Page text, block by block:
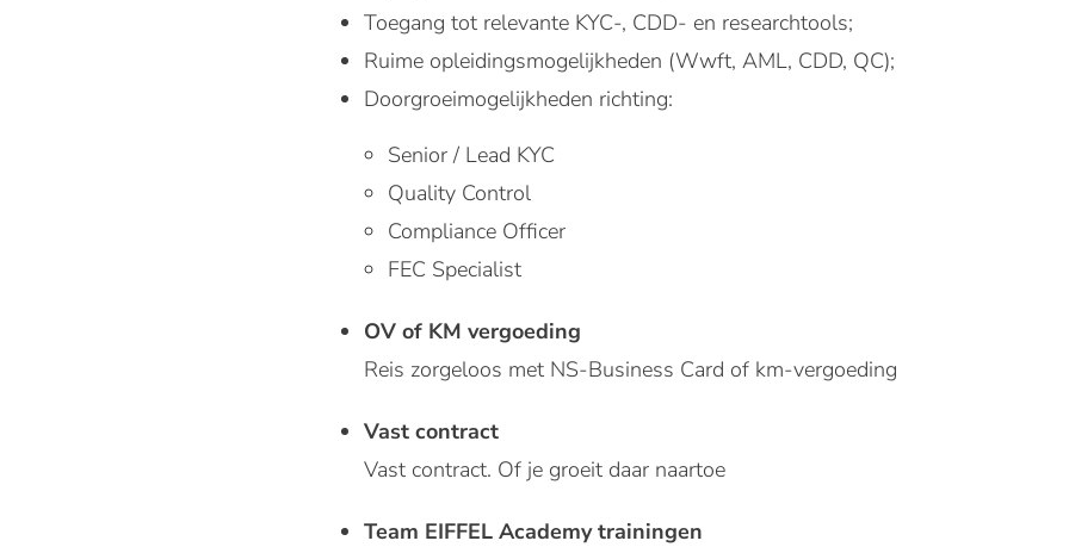
Toegang tot relevante KYC-, CDD- en researchtools;
Ruime opleidingsmogelijkheden (Wwft, AML, CDD, QC);
Doorgroeimogelijkheden richting:
Senior / Lead KYC
Quality Control
Compliance Officer
FEC Specialist
OV of KM vergoeding
Reis zorgeloos met NS-Business Card of km-vergoeding
Vast contract
Vast contract. Of je groeit daar naartoe
Team EIFFEL Academy trainingen